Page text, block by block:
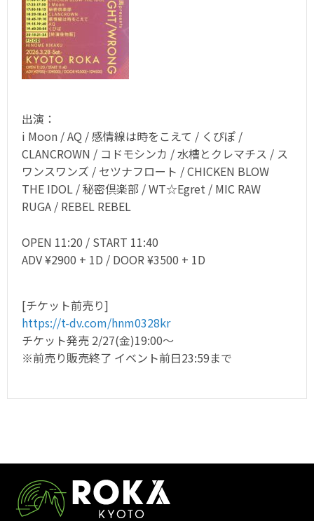
出演：
i Moon / AQ / 感情線は時をこえて / くぴぽ /
CLANCROWN / コドモシンカ / 水槽とクレマチス / ス
ワンスワンズ / セツナフロート / CHICKEN BLOW
THE IDOL / 秘密倶楽部 / WT☆Egret / MIC RAW
RUGA / REBEL REBEL
OPEN 11:20 / START 11:40
ADV ¥2900 + 1D / DOOR ¥3500 + 1D
[チケット前売り]
https://t-dv.com/hnm0328kr
チケット発売 2/27(金)19:00〜
※前売り販売終了 イベント前日23:59まで